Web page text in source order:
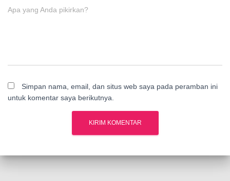
Apa yang Anda pikirkan?
Simpan nama, email, dan situs web saya pada peramban ini
untuk komentar saya berikutnya.